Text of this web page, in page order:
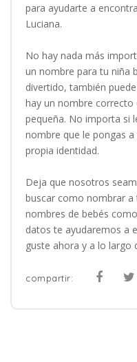
para ayudarte a
Luciana.
No hay nada más
un nombre para tu niña
divertido, también
hay un nombre
pequeña. No importa si
nombre que le pongas
propia identidad.
Deja que nosotros
buscar como nombrar a
nombres de bebés
datos te ayudaremos a
guste ahora y a lo largo
compartir: